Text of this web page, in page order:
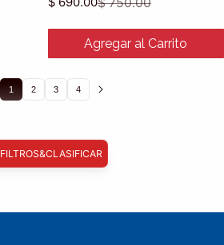
Precio de venta
Precio habitual
$ 750.00
Agregar al Carrito
1 2 3 4
FILTROS&CLASIFICAR